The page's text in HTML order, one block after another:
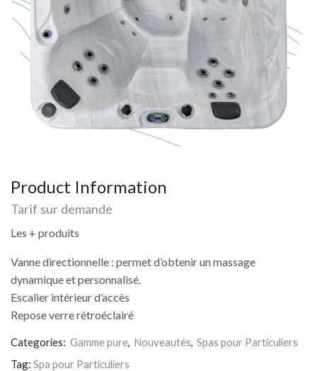
Product Information
Tarif sur demande
Les + produits
Vanne directionnelle : permet d’obtenir un massage
dynamique et personnalisé.
Escalier intérieur d’accès
Repose verre rétroéclairé
Categories: Gamme pure Nouveautés Spas pour Particuliers
Tag: Spa pour Particuliers